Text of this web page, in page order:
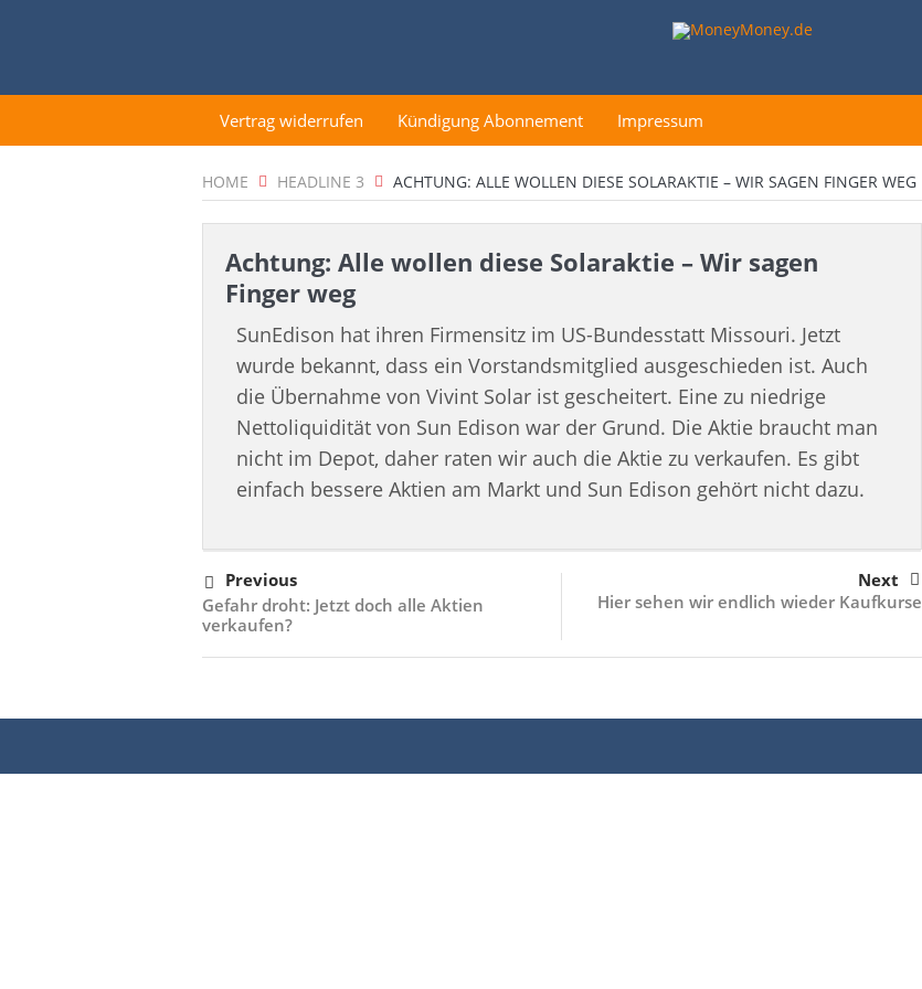
Vertrag widerrufen Kündigung Abonnement Impressum
HOME HEADLINE 3 ACHTUNG: ALLE WOLLEN DIESE SOLARAKTIE – WIR SAGEN FINGER WEG
Achtung: Alle wollen diese Solaraktie – Wir sagen
Finger weg
SunEdison hat ihren Firmensitz im US-Bundesstatt Missouri. Jetzt
wurde bekannt, dass ein Vorstandsmitglied ausgeschieden ist. Auch
die Übernahme von Vivint Solar ist gescheitert. Eine zu niedrige
Nettoliquidität von Sun Edison war der Grund. Die Aktie braucht man
nicht im Depot, daher raten wir auch die Aktie zu verkaufen. Es gibt
einfach bessere Aktien am Markt und Sun Edison gehört nicht dazu.
Previous
Gefahr droht: Jetzt doch alle Aktien
verkaufen?
Next
Hier sehen wir endlich wieder Kaufkurse